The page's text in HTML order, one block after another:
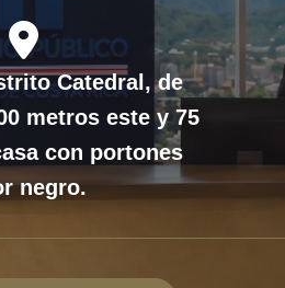
fas
fa-
location-
dot
Catedral, de
metros este y 75
con portones
negro.